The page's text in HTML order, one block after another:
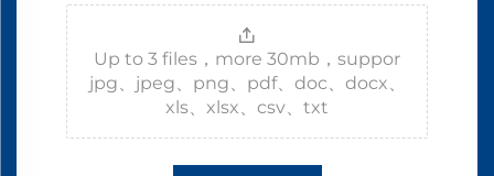
Up to 3 files，more 30mb，suppor
jpg、jpeg、png、pdf、doc、docx、
xls、xlsx、csv、txt